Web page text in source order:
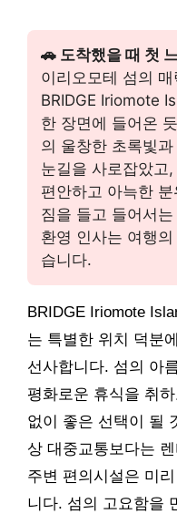
🚗 도착했을 때 첫
이리오모테 섬의
BRIDGE Iriomote
한 장면에 들어온
의 울창한 초록빛
눈길을 사로잡았고
편안하고 아늑한
짐을 들고 들어서
환영 인사는 여행
습니다.
BRIDGE Iriomote
는 특별한 위치 덕분
선사합니다. 섬의 아
평화로운 휴식을 취
없이 좋은 선택이 될
상 대중교통보다는
주변 편의시설은 미
니다. 섬의 고요함을